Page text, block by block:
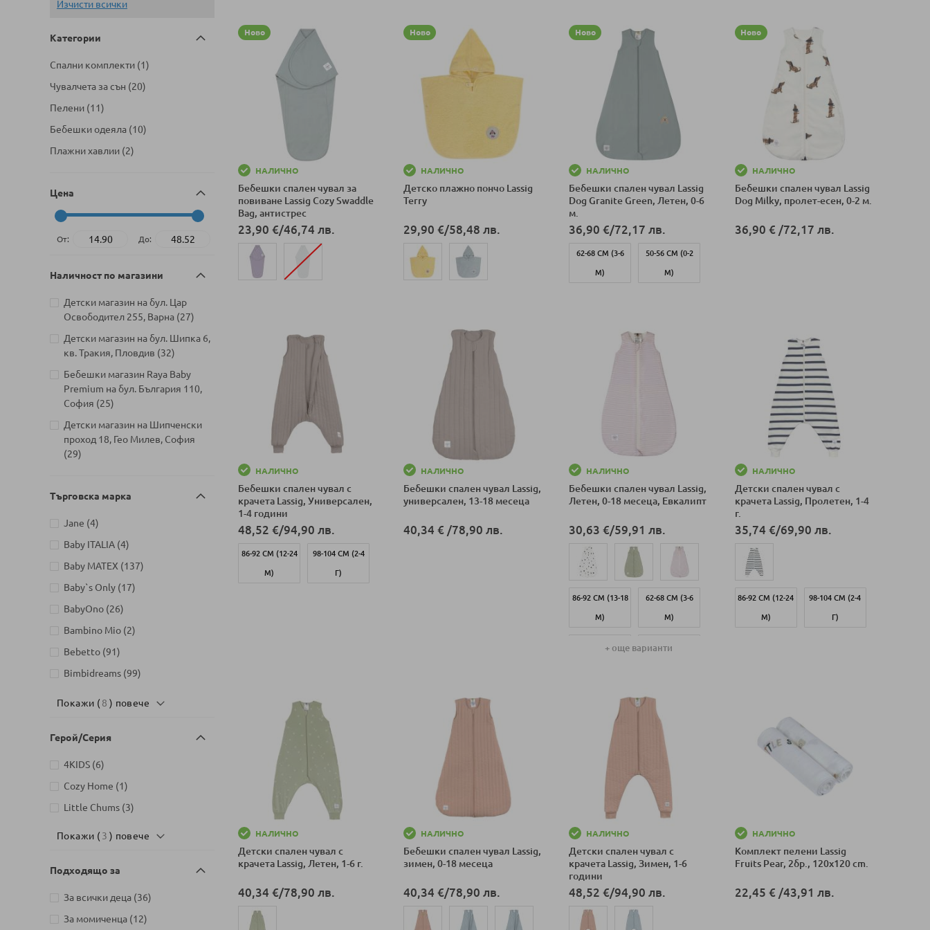
Ново
НАЛИЧНО
Бебешки спален чувал за
повиване Lassig Cozy Swaddle
Bag, антистрес
23,90 €/46,74 лв.
Ново
НАЛИЧНО
Детско плажно пончо Lassig
Terry
29,90 €/58,48 лв.
Ново
НАЛИЧНО
Бебешки спален чувал Lassig
Dog Granite Green, Летен, 0-6
м.
36,90 €/72,17 лв.
62-68 СМ (3-6
М)
50-56 СМ (0-2
М)
Ново
НАЛИЧНО
Бебешки спален чувал Lassig
Dog Milky, пролет-есен, 0-2 м.
36,90 €/72,17 лв.
НАЛИЧНО
Бебешки спален чувал с
крачета Lassig, Универсален,
1-4 години
48,52 €/94,90 лв.
86-92 СМ (12-24
М)
98-104 СМ (2-4
Г)
НАЛИЧНО
Бебешки спален чувал Lassig,
универсален, 13-18 месеца
40,34 € /78,90 лв.
НАЛИЧНО
Бебешки спален чувал Lassig,
Летен, 0-18 месеца, Евкалипт
30,63 €/59,91 лв.
86-92 СМ (13-18
М)
62-68 СМ (3-6
М)
74-80 СМ (7-12 50-56 СМ (0-2
+ още варианти
НАЛИЧНО
Детски спален чувал с
крачета Lassig, Пролетен, 1-4
г.
35,74 €/69,90 лв.
86-92 СМ (12-24
М)
98-104 СМ (2-4
Г)
НАЛИЧНО
Детски спален чувал с
крачета Lassig, Летен, 1-6 г.
40,34 €/78,90 лв.
НАЛИЧНО
Бебешки спален чувал Lassig,
зимен, 0-18 месеца
40,34 €/78,90 лв.
НАЛИЧНО
Детски спален чувал с
крачета Lassig, Зимен, 1-6
години
48,52 €/94,90 лв.
НАЛИЧНО
Комплект пелени Lassig
Fruits Pear, 2бр., 120x120 cm.
22,45 €/43,91 лв.
Изчисти всички
Категории
Спални комплекти 1
артикул
Чувалчета за сън
20
артикули
Пелени 11
артикули
Бебешки одеяла 10
артикули
Плажни хавлии 2
артикули
Цена
От: До:
Наличност по магазини
Детски магазин на бул. Цар
Освободител 255, Варна 27
артикули
Детски магазин на бул. Шипка 6,
кв. Тракия, Пловдив
32
артикули
Бебешки магазин Raya Baby
Premium на бул. България 110,
София
25
артикули
Детски магазин на Шипченски
проход 18, Гео Милев, София
29
артикули
Йерусалим, бл. 47В, жк. Младост
1 20
артикули
Детски магазин на ул.
Търговище 21
артикули
Търговска марка
Jane 4
артикули
Baby ITALIA 4
артикули
Baby MATEX
137
артикули
Baby`s Only 17
артикули
BabyOno 26
артикули
Bambino Mio 2
артикули
Bebetto 91
артикули
Bimbidreams 99
артикули
Carbotex 11
артикули
Cerda
35
артикули
Ciccim baby
9
артикули
Cutie Cloud
2
артикули
ERGOBABY
Покажи (8 ) повече
Герой/Серия
4KIDS 6
артикули
Cozy Home
1
артикул
Little Chums 3
артикули
Покажи (3 ) повече
Подходящо за
За всички деца 36
артикули
За момиченца 12
артикули